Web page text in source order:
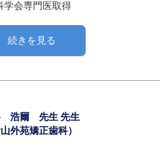
会専門医取得
続きを見る
浩爾 先生 先生
山外苑矯正歯科）